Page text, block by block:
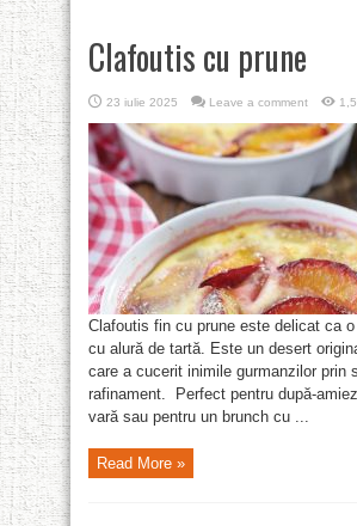
Clafoutis cu prune
23 iulie 2025 Leave a comment
Clafoutis fin cu prune este delicat ca
cu alură de tartă. Este un desert
care a cucerit inimile gurmanzilor prin
rafinament. Perfect pentru după-
vară sau pentru un brunch cu ...
Read More »